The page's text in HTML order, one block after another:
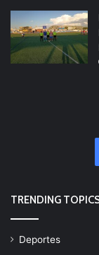
TRENDING
Deportes